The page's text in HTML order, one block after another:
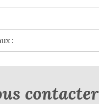
:
contacter